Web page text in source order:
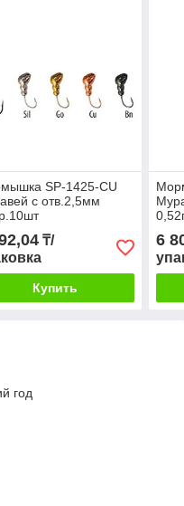
SP-1425-CU
с отв.2,5мм
₸/
Купить
6
год